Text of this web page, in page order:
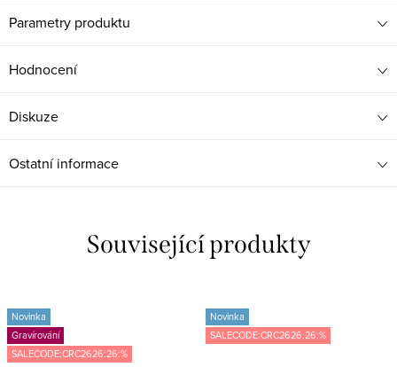
Parametry produktu
Hodnocení
Diskuze
Ostatní informace
Související produkty
Novinka
Gravírování
SALECODE:CRC2626:26:%
Novinka
SALECODE:CRC2626:26:%